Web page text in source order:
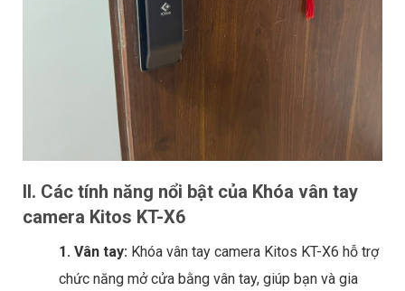
II. Các tính năng nổi bật của Khóa vân tay
camera Kitos KT-X6
1. Vân tay: Khóa vân tay camera Kitos KT-X6 hỗ trợ
chức năng mở cửa bằng vân tay, giúp bạn và gia